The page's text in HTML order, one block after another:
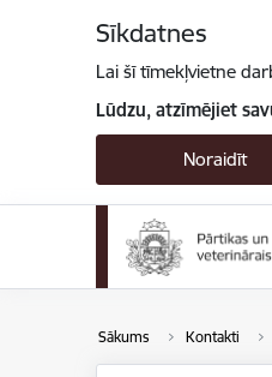
Sīkdatnes
Lai šī tīmekļvietne
Lūdzu, atzīmējiet
Noraidīt
Sākums Kontakti